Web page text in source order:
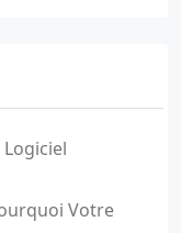
Votre